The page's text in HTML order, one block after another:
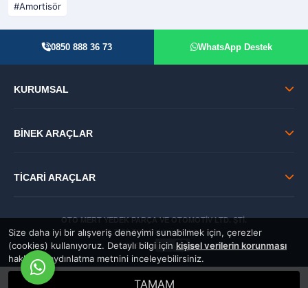
Size daha iyi bir alışveriş deneyimi sunabilmek için, çerezler
(cookies) kullanıyoruz. Detaylı bilgi için kişisel verilerin korunması
hakkında aydınlatma metnini inceleyebilirsiniz.
TAMAM
Amortisör
0850 888 36 73 WhatsApp Destek
KURUMSAL
BİNEK ARAÇLAR
TİCARİ ARAÇLAR
OTO MERT YEDEK PARÇA VE OTOMOTİV LTD. ŞTİ.
© 2026 Tüm Hakları Saklıdır.
GÜVENLİ: